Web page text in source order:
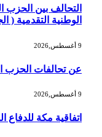
التحالف بين الحزب
الوطنية التقدمية (
عن تحالفات الحزب
اتفاقية مكة